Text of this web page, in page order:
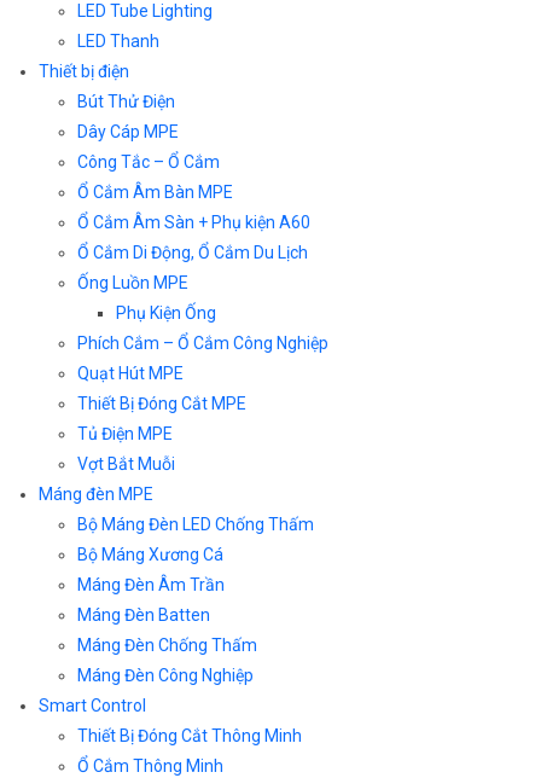
LED Tube Lighting
LED Thanh
Thiết bị điện
Bút Thử Điện
Dây Cáp MPE
Công Tắc – Ổ Cắm
Ổ Cắm Âm Bàn MPE
Ổ Cắm Âm Sàn + Phụ kiện A60
Ổ Cắm Di Động, Ổ Cắm Du Lịch
Ống Luồn MPE
Phụ Kiện Ống
Phích Cắm – Ổ Cắm Công Nghiệp
Quạt Hút MPE
Thiết Bị Đóng Cắt MPE
Tủ Điện MPE
Vợt Bắt Muỗi
Máng đèn MPE
Bộ Máng Đèn LED Chống Thấm
Bộ Máng Xương Cá
Máng Đèn Âm Trần
Máng Đèn Batten
Máng Đèn Chống Thấm
Máng Đèn Công Nghiệp
Smart Control
Thiết Bị Đóng Cắt Thông Minh
Ổ Cắm Thông Minh